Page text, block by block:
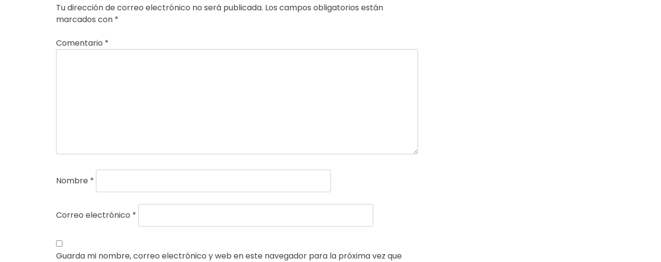
Tu dirección de correo electrónico no será publicada. Los campos obligatorios están
marcados con *
Comentario *
Nombre *
Correo electrónico *
Guarda mi nombre, correo electrónico y web en este navegador para la próxima vez que